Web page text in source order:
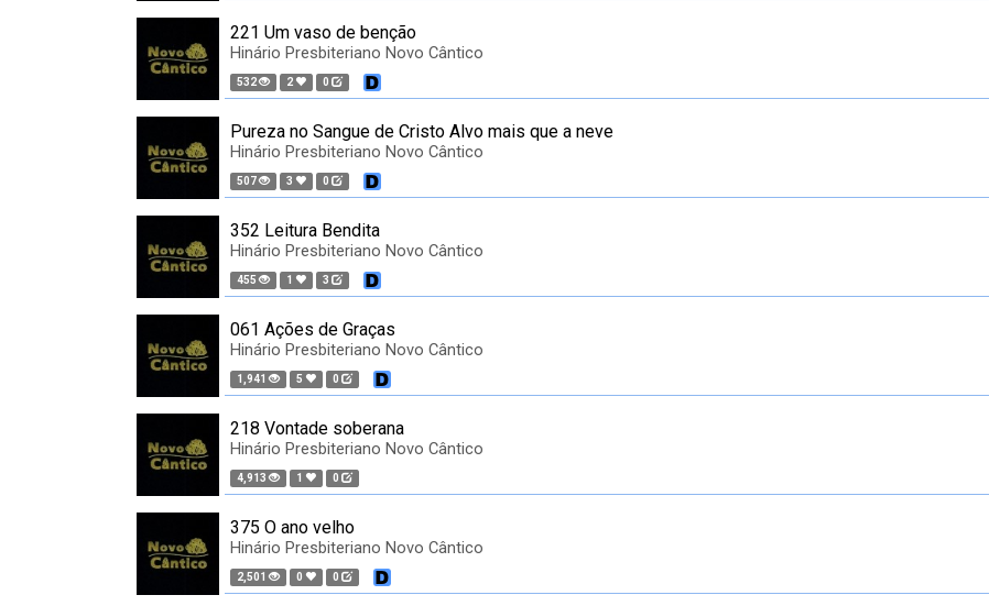
221 Um vaso de benção
Hinário Presbiteriano Novo Cântico
532 2 0
Pureza no Sangue de Cristo Alvo mais que a neve
Hinário Presbiteriano Novo Cântico
507 3 0
352 Leitura Bendita
Hinário Presbiteriano Novo Cântico
455 1 3
061 Ações de Graças
Hinário Presbiteriano Novo Cântico
1,941 5 0
218 Vontade soberana
Hinário Presbiteriano Novo Cântico
4,913 1 0
375 O ano velho
Hinário Presbiteriano Novo Cântico
2,501 0 0